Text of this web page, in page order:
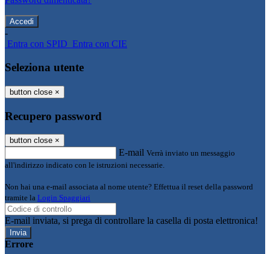
-
Entra con SPID Entra con CIE
Seleziona utente
button close ×
Recupero password
button close ×
E-mail Verrà inviato un messaggio
all'indirizzo indicato con le istruzioni necessarie.
Non hai una e-mail associata al nome utente? Effettua il reset della password
tramite la Login Spaggiari
E-mail inviata, si prega di controllare la casella di posta elettronica!
Errore